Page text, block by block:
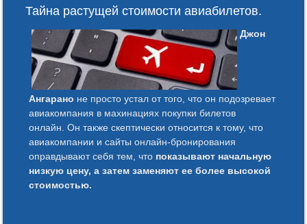
Тайна растущей стоимости авиабилетов.
Джон
Ангарано не просто устал от того, что он подозревает
авиакомпания в махинациях покупки билетов
онлайн. Он также скептически относится к тому, что
авиакомпании и сайты онлайн-бронирования
оправдывают себя тем, что показывают начальную
низкую цену, а затем заменяют ее более высокой
стоимостью.